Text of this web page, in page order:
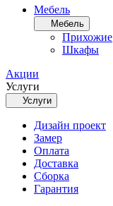
Мебель
Мебель
Прихожие
Шкафы
Акции
Услуги
Услуги
Дизайн проект
Замер
Оплата
Доставка
Сборка
Гарантия